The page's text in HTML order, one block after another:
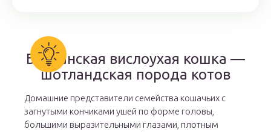
Британская вислоухая кошка —
шотландская порода котов
Домашние представители семейства кошачьих с
загнутыми кончиками ушей по форме головы,
большими выразительными глазами, плотным